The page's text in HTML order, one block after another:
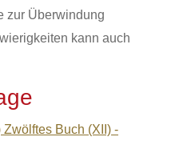
zur Überwindung
kann auch
Buch (XII) -